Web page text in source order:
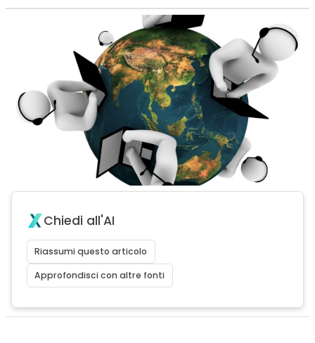
Chiedi all'AI
Riassumi questo articolo
Approfondisci con altre fonti